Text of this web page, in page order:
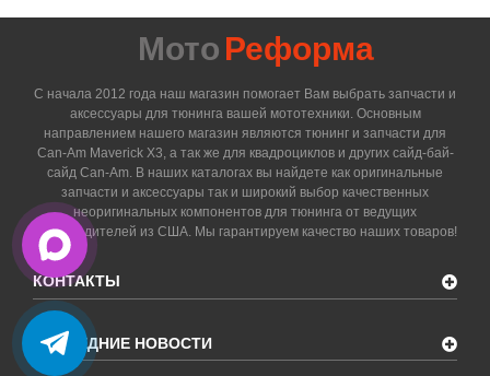
Мото Реформа
С начала 2012 года наш магазин помогает Вам выбрать запчасти и
аксессуары для тюнинга вашей мототехники. Основным
направлением нашего магазин являются тюнинг и запчасти для
Can-Am Maverick X3, а так же для квадроциклов и других сайд-бай-
сайд Can-Am. В наших каталогах вы найдете как оригинальные
запчасти и аксессуары так и широкий выбор качественных
неоригинальных компонентов для тюнинга от ведущих
производителей из США. Мы гарантируем качество наших товаров!
КОНТАКТЫ
ПОСЛЕДНИЕ НОВОСТИ